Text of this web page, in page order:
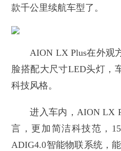
款千公里续航车型了。
AION LX Plus在外观
脸搭配大尺寸LED头灯，
科技风格。
进入车内，AION LX
言，更加简洁科技范，
ADIG4.0智能物联系统，